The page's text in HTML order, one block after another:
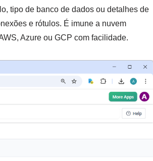
tipo de banco de dados ou detalhes de
e rótulos. É imune a nuvem
Azure ou GCP com facilidade.